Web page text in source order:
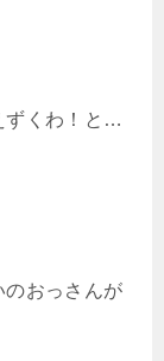
ずくわ！と…
おっさんが